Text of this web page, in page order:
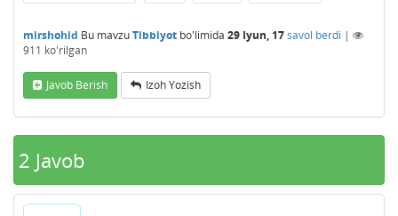
mirshohid Bu mavzuTibbiyot bo'limida 29 Iyun, 17savol berdi |
911 ko'rilgan
Javob Berish Izoh Yozish
2 Javob